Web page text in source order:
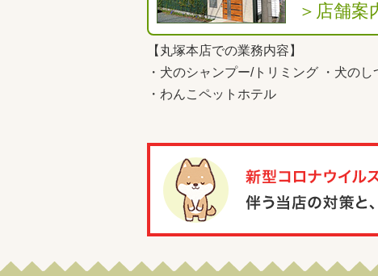
＞店舗案
【丸塚本店での業務内容】
・ 犬のシャンプー/トリミング ・ 犬のし
・ わんこペットホテル